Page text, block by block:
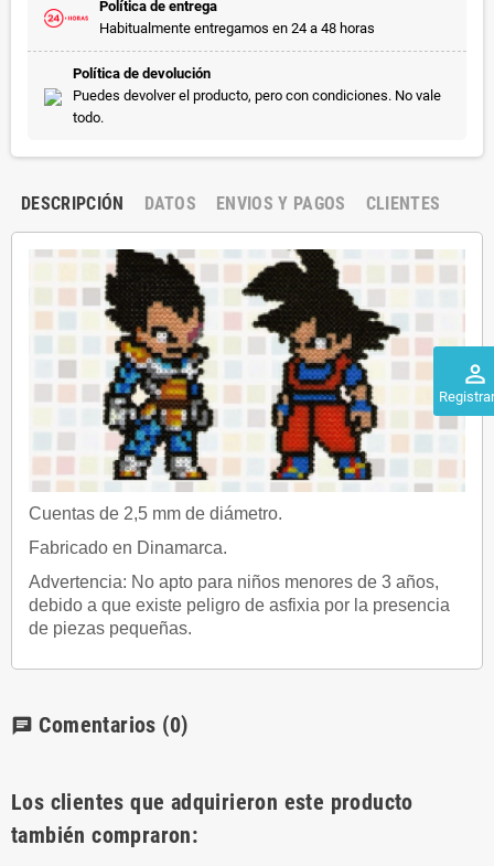
perm_identity
Política de entrega
Habitualmente entregamos en 24 a 48 horas
Política de devolución
Puedes devolver el producto, pero con condiciones. No vale
todo.
DESCRIPCIÓN DATOS ENVIOS Y PAGOS CLIENTES
Cuentas de 2,5 mm de diámetro.
Fabricado en Dinamarca.
Advertencia: No apto para niños menores de 3 años,
debido a que existe peligro de asfixia por la presencia
de piezas pequeñas.
chat Comentarios (0)
Los clientes que adquirieron este producto
también compraron: